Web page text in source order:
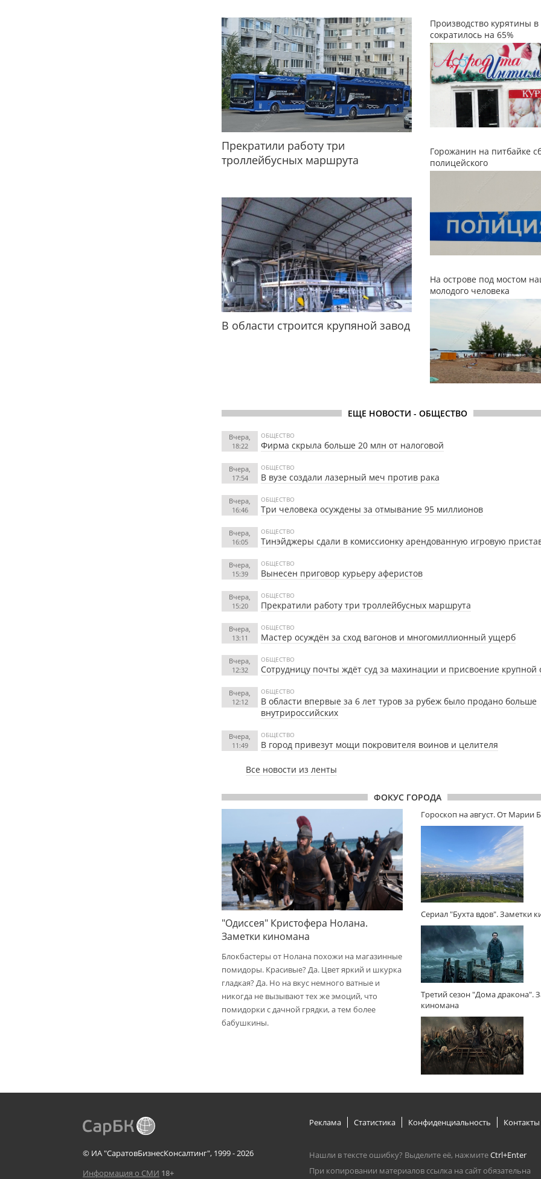
Прекратили работу три
троллейбусных маршрута
В области строится крупяной завод
Производство курятины
сократилось на 65%
Горожанин на питбайке
полицейского
На острове под мостом
молодого человека
ЕЩЕ НОВОСТИ - ОБЩЕСТВО
Вчера,
18:22
ОБЩЕСТВО
Фирма скрыла больше 20 млн от налоговой
Вчера,
17:54
ОБЩЕСТВО
В вузе создали лазерный меч против рака
Вчера,
16:46
ОБЩЕСТВО
Три человека осуждены за отмывание 95 миллионов
Вчера,
16:05
ОБЩЕСТВО
Тинэйджеры сдали в комиссионку арендованную игровую
Вчера,
15:39
ОБЩЕСТВО
Вынесен приговор курьеру аферистов
Вчера,
15:20
ОБЩЕСТВО
Прекратили работу три троллейбусных маршрута
Вчера,
13:11
ОБЩЕСТВО
Мастер осуждён за сход вагонов и многомиллионный ущерб
Вчера,
12:32
ОБЩЕСТВО
Сотрудницу почты ждёт суд за махинации и присвоение
Вчера,
12:12
ОБЩЕСТВО
В области впервые за 6 лет туров за рубеж было продано больше
внутрироссийских
Вчера,
11:49
ОБЩЕСТВО
В город привезут мощи покровителя воинов и целителя
Все новости из ленты
ФОКУС ГОРОДА
"Одиссея" Кристофера Нолана.
Заметки киномана
Блокбастеры от Нолана похожи на магазинные
помидоры. Красивые? Да. Цвет яркий и шкурка
гладкая? Да. Но на вкус немного ватные и
никогда не вызывают тех же эмоций, что
помидорки с дачной грядки, а тем более
бабушкины.
Гороскоп на август. От Марии
Сериал "Бухта вдов". Заметки
Третий сезон "Дома дракона".
киномана
© ИА "СаратовБизнесКонсалтинг", 1999 - 2026
Информация о СМИ 18+
Реклама Статистика Конфиденциальность Контакты
Нашли в тексте ошибку? Выделите её, нажмитеCtrl+Enter
При копировании материалов ссылка на сайт обязательна